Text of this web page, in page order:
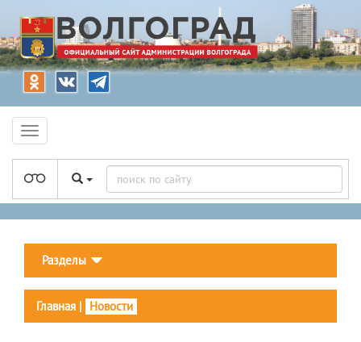
Разделы
Главная | Новости